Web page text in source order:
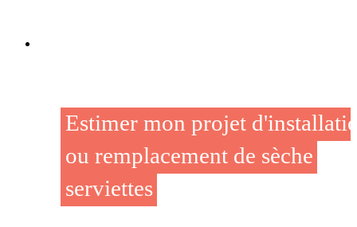
Estimer mon projet
ou remplacement de sèche
serviettes